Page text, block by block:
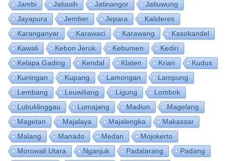
Jambi
Jatiasih Jatinangor
Jatiuwung
Jayapura
Jember Jepara
Kalideres
Karanganyar
Karawaci Karawang
Kasokandel
Kawali
Kebon Jeruk Kebumen
Kediri
Kelapa Gading
Kendal Klaten Krian
Kudus
Kuningan
Kupang Lamongan
Lampung
Lembang
Leuwiliang Ligung
Lombok
Lubuklinggau
Lumajang Madiun
Magelang
Magetan
Majalaya Majalengka
Makassar
Malang
Manado Medan
Mojokerto
Morowali Utara
Nganjuk Padalarang
Padang